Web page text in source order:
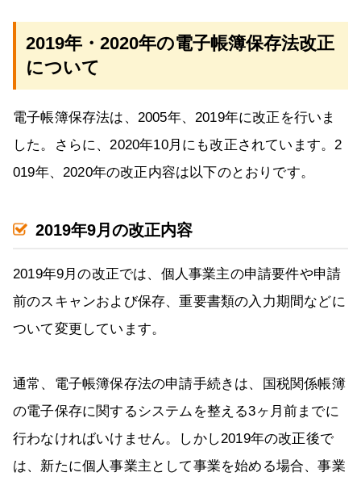
2019年・2020年の電子帳簿保存法改正
について
電子帳簿保存法は、2005年、2019年に改正を行いま
した。さらに、2020年10月にも改正されています。2
019年、2020年の改正内容は以下のとおりです。
2019年9月の改正内容
2019年9月の改正では、個人事業主の申請要件や申請
前のスキャンおよび保存、重要書類の入力期間などに
ついて変更しています。
通常、電子帳簿保存法の申請手続きは、国税関係帳簿
の電子保存に関するシステムを整える3ヶ月前までに
行わなければいけません。しかし2019年の改正後で
は、新たに個人事業主として事業を始める場合、事業